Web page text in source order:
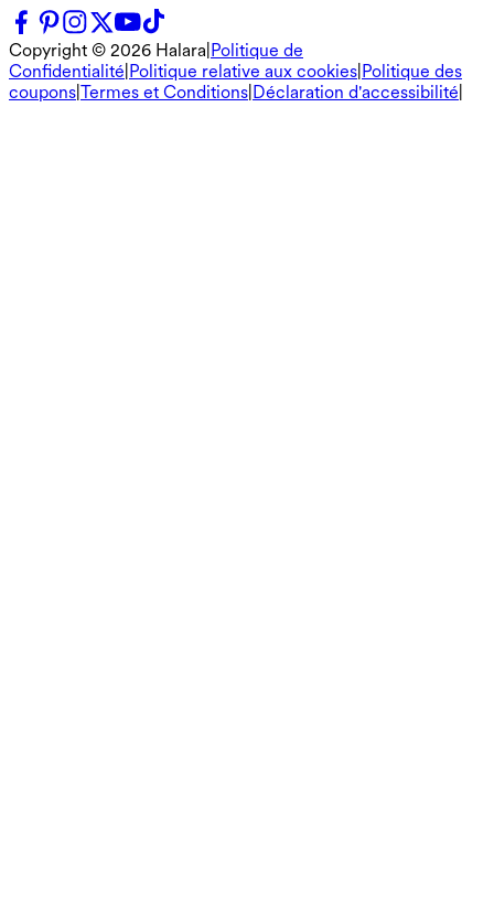
Copyright © 2026 Halara Politique de
Confidentialité Politique relative aux cookies Politique des
coupons Termes et Conditions Déclaration d'accessibilité